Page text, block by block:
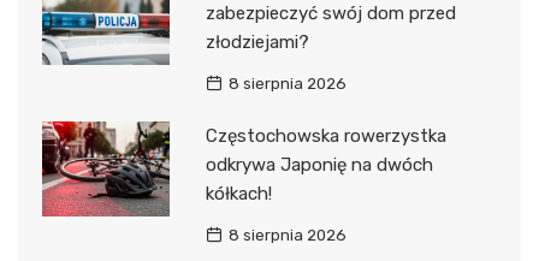
zabezpieczyć swój dom przed
złodziejami?
8 sierpnia 2026
Częstochowska rowerzystka
odkrywa Japonię na dwóch
kółkach!
8 sierpnia 2026